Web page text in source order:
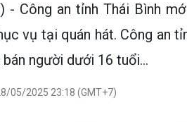
- Công an tỉnh Thái Bình
vụ tại quán hát. Công an
người dưới 16 tuổi...
05/2025 23:18 (GMT+7)